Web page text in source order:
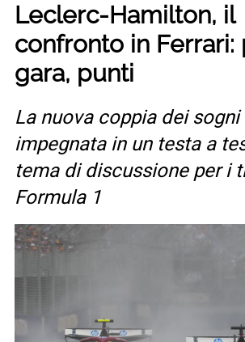
Leclerc-Hamilton, il
confronto in Ferrari:
gara, punti
La nuova coppia dei
impegnata in un testa a
tema di discussione per i
Formula 1